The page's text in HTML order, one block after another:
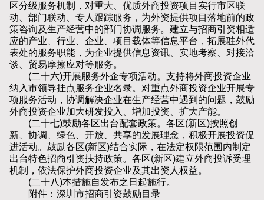
区分级服务机制，对重大、优质外商投资项目实行市区联
动、部门联动、专人跟踪服务，为外资提供项目落地前的政
策咨询及生产经营中的部门协调服务。建立与招商引资相适
应的产业、行业、企业、项目载体等信息平台，拓展驻外代
表处的服务职能，为企业提供信息资讯、实地考察、对接洽
谈、贸易摩擦应对等服务。
(二十六)开展服务外企专项活动。支持将外商投资企业
纳入市领导挂点服务企业名录。对重点外商投资企业开展专
项服务活动，协调解决企业在生产经营中遇到的问题，鼓励
外商投资企业加大研发投入、增加投资、扩大产能。
(二十七)鼓励各区出台配套政策。各区(新区)按照创
新、协调、绿色、开放、共享的发展理念，积极开展投资促
进活动。鼓励各区(新区)结合实际，在法定权限范围内制定
出台特色招商引资扶持政策。各区(新区)建立外商投诉受理
机制，依法保护外商投资企业及其出资人权益。
(二十八)本措施自发布之日起施行。
附件：深圳市招商引资鼓励目录